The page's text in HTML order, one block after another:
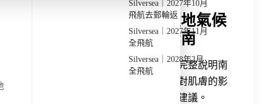
Silversea｜2027年10月
飛航去郵輪返
Silversea｜2027年11月
全飛航
Silversea｜2028年2月
全飛航
南極真的很乾燥嗎？極地氣候
保濕與凍傷預防完整指南
南極乾燥氣候如何影響皮膚？本文完整說明南
極為何屬於極地沙漠氣候、低濕度對肌膚的影
響，以及南極旅遊必備保濕與防護建議。